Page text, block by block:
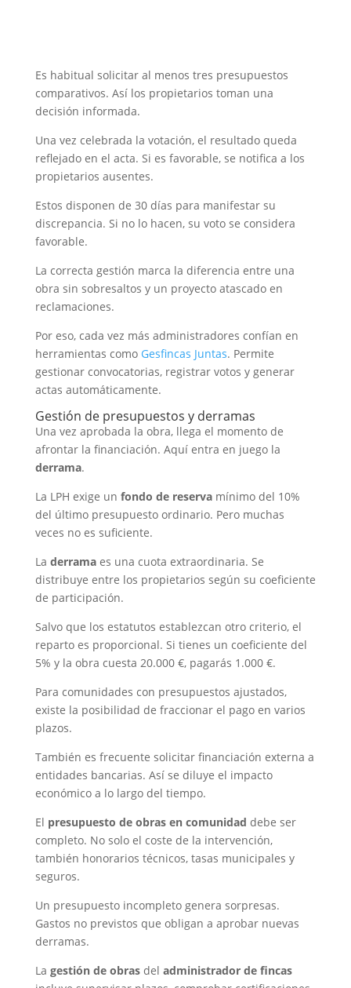
Es habitual solicitar al menos tres presupuestos
comparativos. Así los propietarios toman una
decisión informada.
Una vez celebrada la votación, el resultado queda
reflejado en el acta. Si es favorable, se notifica a los
propietarios ausentes.
Estos disponen de 30 días para manifestar su
discrepancia. Si no lo hacen, su voto se considera
favorable.
La correcta gestión marca la diferencia entre una
obra sin sobresaltos y un proyecto atascado en
reclamaciones.
Por eso, cada vez más administradores confían en
herramientas como Gesfincas Juntas. Permite
gestionar convocatorias, registrar votos y generar
actas automáticamente.
Gestión de presupuestos y derramas
Una vez aprobada la obra, llega el momento de
afrontar la financiación. Aquí entra en juego la
derrama.
La LPH exige un fondo de reservamínimo del 10%
del último presupuesto ordinario. Pero muchas
veces no es suficiente.
La derramaes una cuota extraordinaria. Se
distribuye entre los propietarios según su coeficiente
de participación.
Salvo que los estatutos establezcan otro criterio, el
reparto es proporcional. Si tienes un coeficiente del
5% y la obra cuesta 20.000 €, pagarás 1.000 €.
Para comunidades con presupuestos ajustados,
existe la posibilidad de fraccionar el pago en varios
plazos.
También es frecuente solicitar financiación externa a
entidades bancarias. Así se diluye el impacto
económico a lo largo del tiempo.
El presupuesto de obras en comunidad debe ser
completo. No solo el coste de la intervención,
también honorarios técnicos, tasas municipales y
seguros.
Un presupuesto incompleto genera sorpresas.
Gastos no previstos que obligan a aprobar nuevas
derramas.
La gestión de obrasdel administrador de fincas